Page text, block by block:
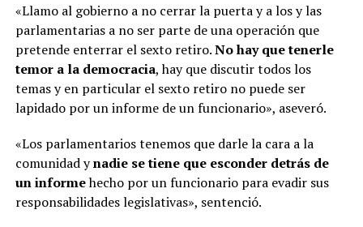
«Llamo al gobierno a no cerrar la puerta y a los y las
parlamentarias a no ser parte de una operación que
pretende enterrar el sexto retiro.No hay que tenerle
temor a la democracia, hay que discutir todos los
temas y en particular el sexto retiro no puede ser
lapidado por un informe de un funcionario», aseveró.
«Los parlamentarios tenemos que darle la cara a la
comunidad ynadie se tiene que esconder detrás de
un informehecho por un funcionario para evadir sus
responsabilidades legislativas», sentenció.